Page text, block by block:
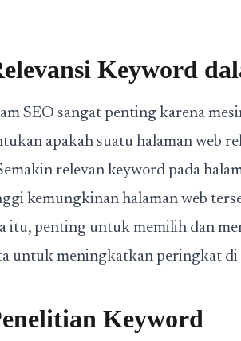
Keyword
SEO sangat penting karena
apakah suatu halaman web
relevan keyword pada
kemungkinan halaman web
itu, penting untuk memilih dan
untuk meningkatkan peringkat di
Keyword